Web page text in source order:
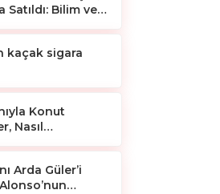
Satıldı: Bilim ve
kaçak sigara
Konut
Nasıl
Arda Güler’i